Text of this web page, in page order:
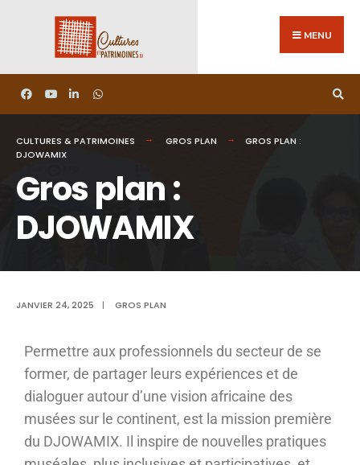
MENU
CULTURES & PATRIMOINES GROS PLAN
GROS PLAN :
DJOWAMIX
Gros plan :
DJOWAMIX
JANVIER 24, 2025 | GROS PLAN
Permettre aux professionnels du secteur de se
former, de partager leurs expériences et de
dialoguer autour d’une vision africaine des
musées sur le continent, est la mission première
du DJOWAMIX. Il inspire de nouvelles pratiques